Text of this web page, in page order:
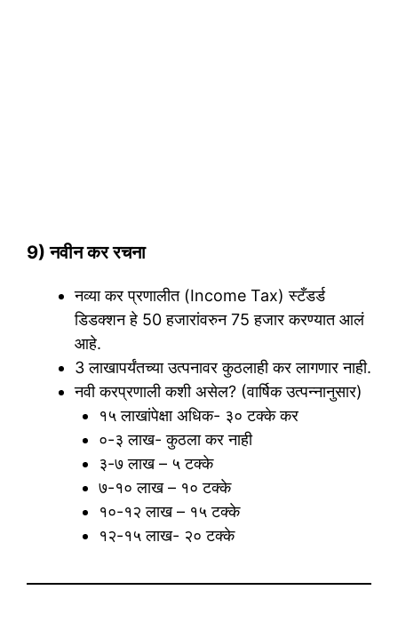
9) नवीन कर रचना
नव्या कर प्रणालीत (Income Tax) स्टँडर्ड
डिडक्शन हे 50 हजारांवरुन 75 हजार करण्यात आलं
आहे.
3 लाखापर्यंतच्या उत्पनावर कुठलाही कर लागणार नाही.
नवी करप्रणाली कशी असेल? (वार्षिक उत्पन्नानुसार)
१५ लाखांपेक्षा अधिक- ३० टक्के कर
०-३ लाख- कुठला कर नाही
३-७ लाख – ५ टक्के
७-१० लाख – १० टक्के
१०-१२ लाख – १५ टक्के
१२-१५ लाख- २० टक्के